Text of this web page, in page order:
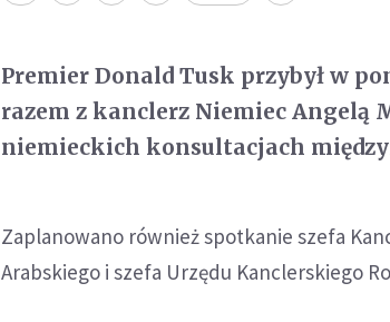
Premier Donald Tusk przybył w
razem z kanclerz Niemiec Angelą
niemieckich konsultacjach
Zaplanowano również spotkanie szefa
Arabskiego i szefa Urzędu Kanclerskiego